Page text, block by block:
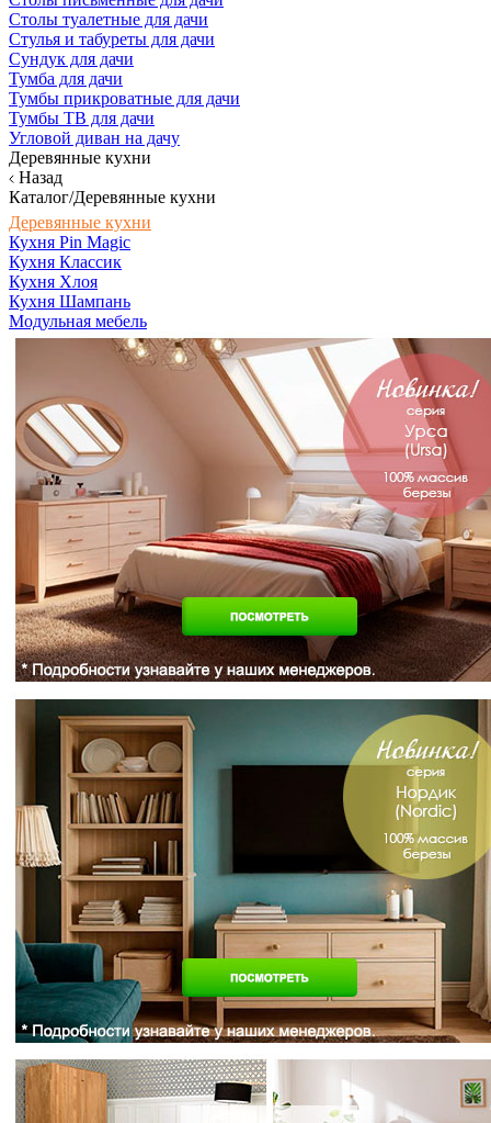
Столы туалетные для дачи
Стулья и табуреты для дачи
Сундук для дачи
Тумба для дачи
Тумбы прикроватные для дачи
Тумбы ТВ для дачи
Угловой диван на дачу
Деревянные кухни
Назад
Каталог/Деревянные кухни
Деревянные кухни
Кухня Pin Magic
Кухня Классик
Кухня Хлоя
Кухня Шампань
Модульная мебель